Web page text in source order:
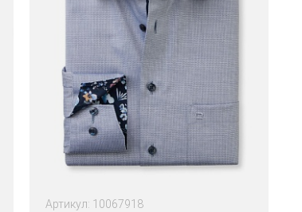
Артикул: 10067918